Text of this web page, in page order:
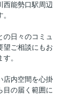
西能勢口駅周辺
日々のコミュ
望ご相談にもお
。
内空間を心掛
目の届く範囲に